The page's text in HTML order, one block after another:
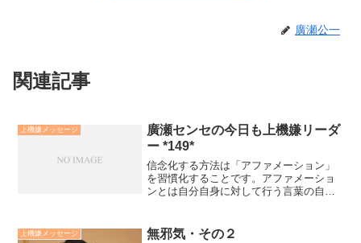
廣瀬公一
関連記事
上機嫌メッセージ
廣瀬センセの今日も上機嫌リーダ
ー *149*
信念化する方法は「アファメーション」
を習慣化することです。アファメーショ
ンとは自分自身に対して行う言葉の自己
出来るという方に癖をつけています」
上機嫌メッセージ 無邪気・その２